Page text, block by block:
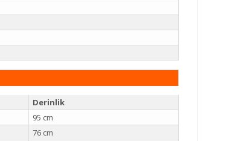
Derinlik
95 cm
76 cm